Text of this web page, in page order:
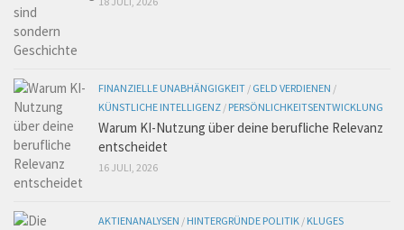
FINANZIELLE UNABHÄNGIGKEIT / GELD VERDIENEN /
KÜNSTLICHE INTELLIGENZ / PERSÖNLICHKEITSENTWICKLUNG
Warum KI-Nutzung über deine berufliche Relevanz
entscheidet
16 JULI, 2026
AKTIENANALYSEN / HINTERGRÜNDE POLITIK / KLUGES